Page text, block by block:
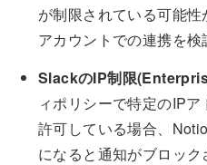
が制限されている可能
アカウントでの連携を検
SlackのIP制限
ィポリシーで特定のIP
許可している場合、
になると通知がブロッ